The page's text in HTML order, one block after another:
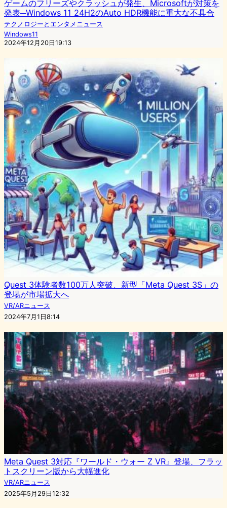
ゲームのフリーズやクラッシュが発生、Microsoftが対策を
発表─Windows 11 24H2のAuto HDR機能に重大な不具合
テクノロジーとエンタメニュース
Windows11
2024年12月20日19:13
Quest 3体験者数100万人突破、新型「Meta Quest 3S」の
登場が市場拡大へ
VR/ARニュース
2024年7月1日8:14
Meta Quest 3対応『ワールド・ウォー Z VR』登場、フラッ
トスクリーン版から大幅進化
VR/ARニュース
2025年5月29日12:32